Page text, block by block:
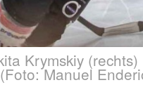
Krymskiy
(Foto: Manuel